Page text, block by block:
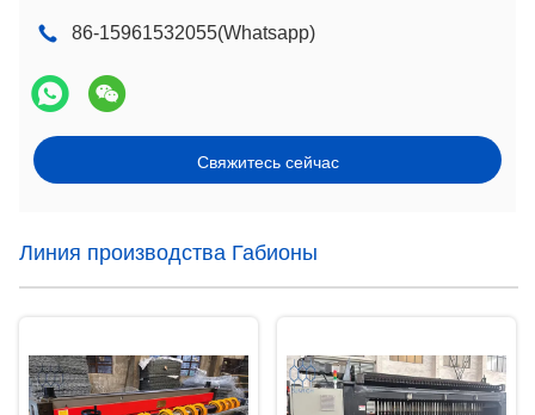
86-15961532055(Whatsapp)
Свяжитесь сейчас
Линия производства Габионы